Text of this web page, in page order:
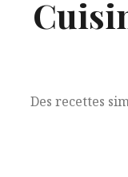
Des recettes